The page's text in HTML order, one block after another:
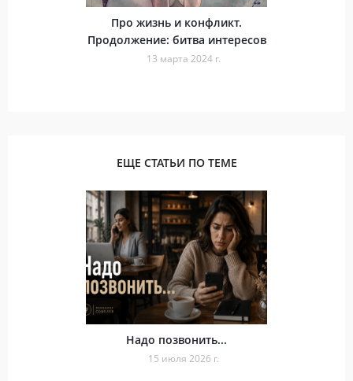
Про жизнь и конфликт.
Продолжение: битва интересов
13 марта 2024 г.
ЕЩЕ СТАТЬИ ПО ТЕМЕ
Надо позвонить...
15 июля 2026 г.